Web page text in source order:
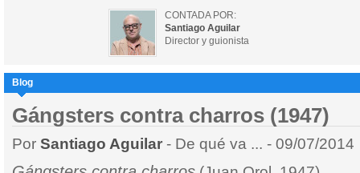
CONTADA POR:
Santiago Aguilar
Director y guionista
Blog
Gángsters contra charros (1947)
Por Santiago Aguilar - De qué va ... - 09/07/2014